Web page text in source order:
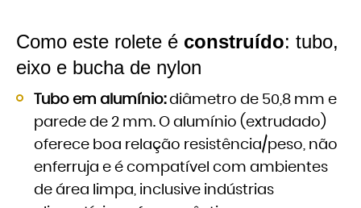
Como este rolete é construído: tubo,
eixo e bucha de nylon
Tubo em alumínio:diâmetro de 50,8 mm e
parede de 2 mm. O alumínio (extrudado)
oferece boa relação resistência/peso, não
enferruja e é compatível com ambientes
de área limpa, inclusive indústrias